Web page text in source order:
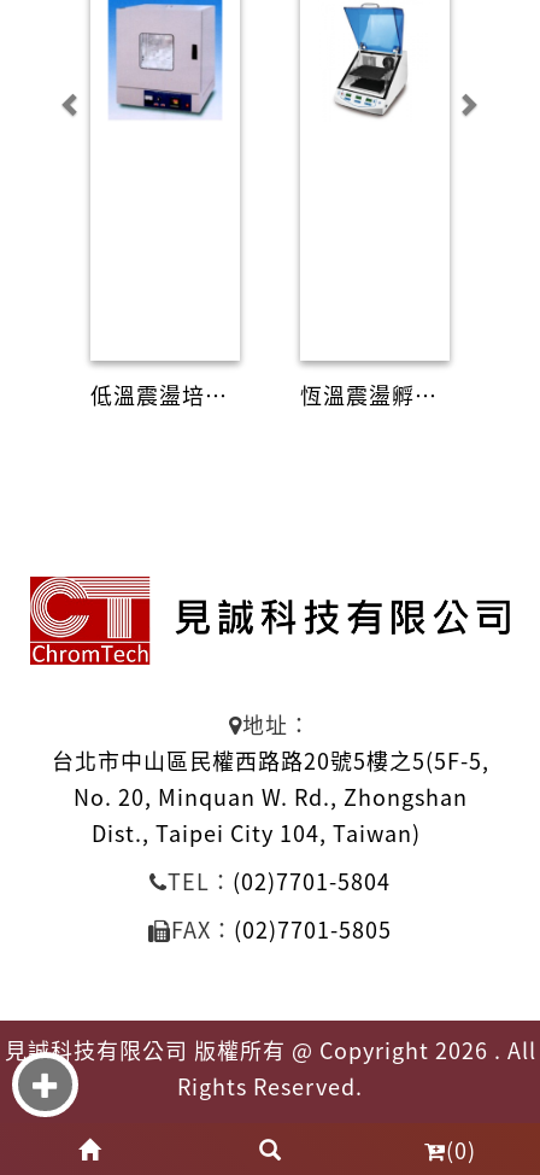
(0)
低溫震盪培養箱(150L) 恆溫震盪孵育器(圓周迴轉)
地址：
台北市中山區民權西路路20號5樓之5(5F-5,
No. 20, Minquan W. Rd., Zhongshan
Dist., Taipei City 104, Taiwan)
TEL： (02)7701-5804
FAX： (02)7701-5805
見誠科技有限公司 版權所有 @ Copyright 2026 . All
Rights Reserved.